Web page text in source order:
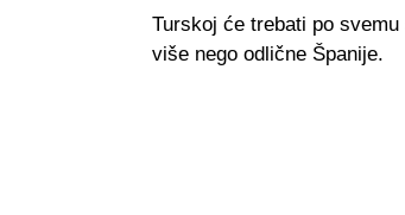
Turskoj će trebati po
više nego odlične Španije.